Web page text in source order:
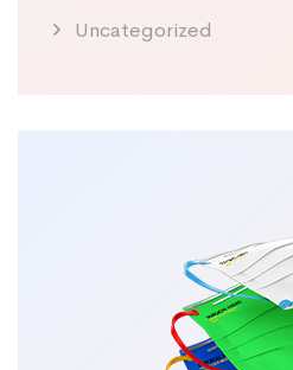
Uncategorized